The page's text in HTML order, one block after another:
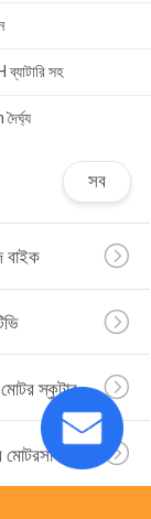
সহ
সব
বাইক
স্কুটার